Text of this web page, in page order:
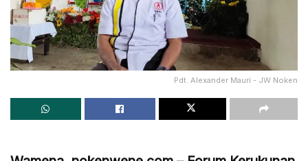
Pdt. Alexander Mauri - JW Noken